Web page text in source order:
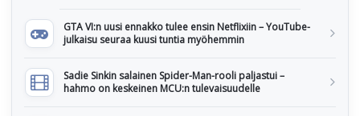
GTA VI:n uusi ennakko tulee ensin Netflixiin – YouTube-
julkaisu seuraa kuusi tuntia myöhemmin
Sadie Sinkin salainen Spider-Man-rooli paljastui –
hahmo on keskeinen MCU:n tulevaisuudelle